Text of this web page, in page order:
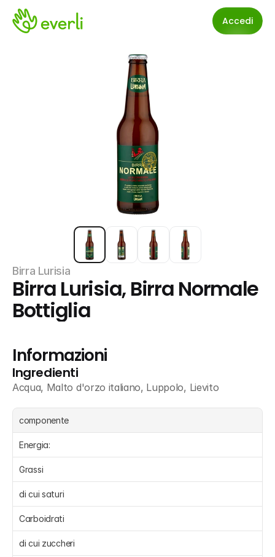
Accedi
Birra Lurisia
Birra Lurisia, Birra Normale
Bottiglia
Informazioni
Ingredienti
Acqua, Malto d'orzo italiano, Luppolo, Lievito
componente
Energia:
Grassi
di cui saturi
Carboidrati
di cui zuccheri